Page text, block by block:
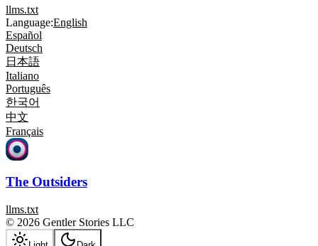
llms.txt
Language:English
Español
Deutsch
日本語
Italiano
Português
한국어
中文
Français
The Outsiders
llms.txt
© 2026 Gentler Stories LLC